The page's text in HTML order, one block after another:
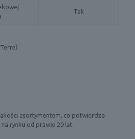
Tak
asortymentem, co potwierdza
rynku od prawie 20 lat.